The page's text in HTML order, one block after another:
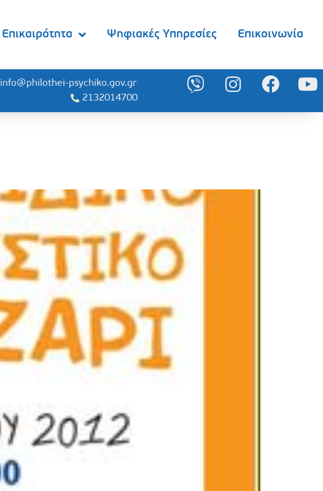
Επικαιρότητα Ψηφιακές Υπηρεσίες Επικοινωνία
info@philothei-psychiko.gov.gr
2132014700